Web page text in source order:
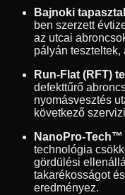
Bajnoki
ben szerzett
az utcai
pályán teszteltek,
Run-Flat (RFT)
defekttűrő
nyomásvesztés
következő
NanoPro-Tech™
technológia
gördülési
takarékosságot
eredményez.